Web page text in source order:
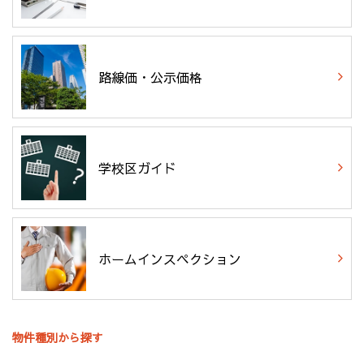
路線価・公示価格
学校区ガイド
ホームインスペクション
物件種別から探す